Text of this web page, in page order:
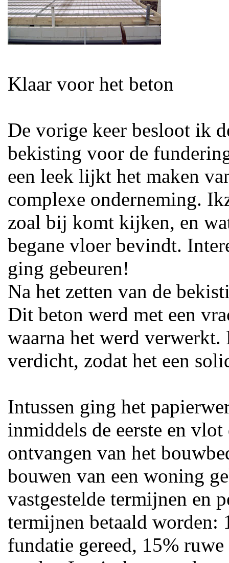
Klaar voor het beton
De vorige keer besloot ik
bekisting voor de
een leek lijkt het maken
complexe onderneming.
zoal bij komt kijken, en
begane vloer bevindt.
ging gebeuren!
Na het zetten van de
Dit beton werd met een
waarna het werd
verdicht, zodat het een
Intussen ging het
inmiddels de eerste en
ontvangen van het
bouwen van een woning
vastgestelde termijnen en
termijnen betaald
fundatie gereed, 15%